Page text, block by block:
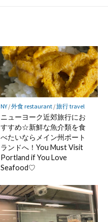
NY/外食 restaurant/旅行 travel
ニューヨーク近郊旅行にお
すすめ☆新鮮な魚介類を食
べたいならメイン州ポート
ランドへ！You Must Visit
Portland if You Love
Seafood♡